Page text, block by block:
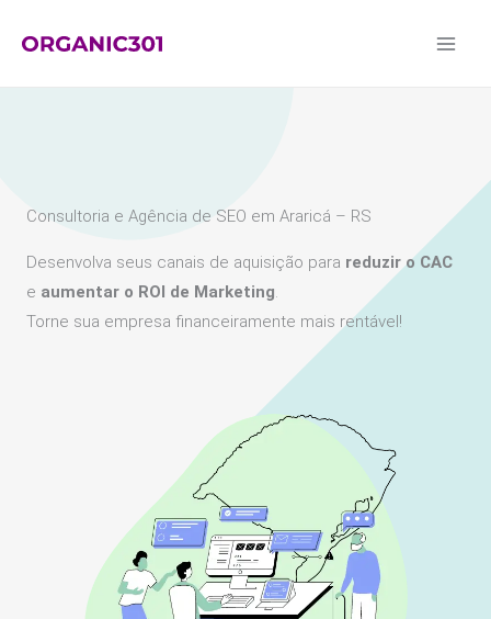
para
Consultoria e Agência de SEO em Araricá – RS
Desenvolva seus canais de aquisição para reduzir o CAC
e aumentar o ROI de Marketing.
Torne sua empresa financeiramente mais rentável!